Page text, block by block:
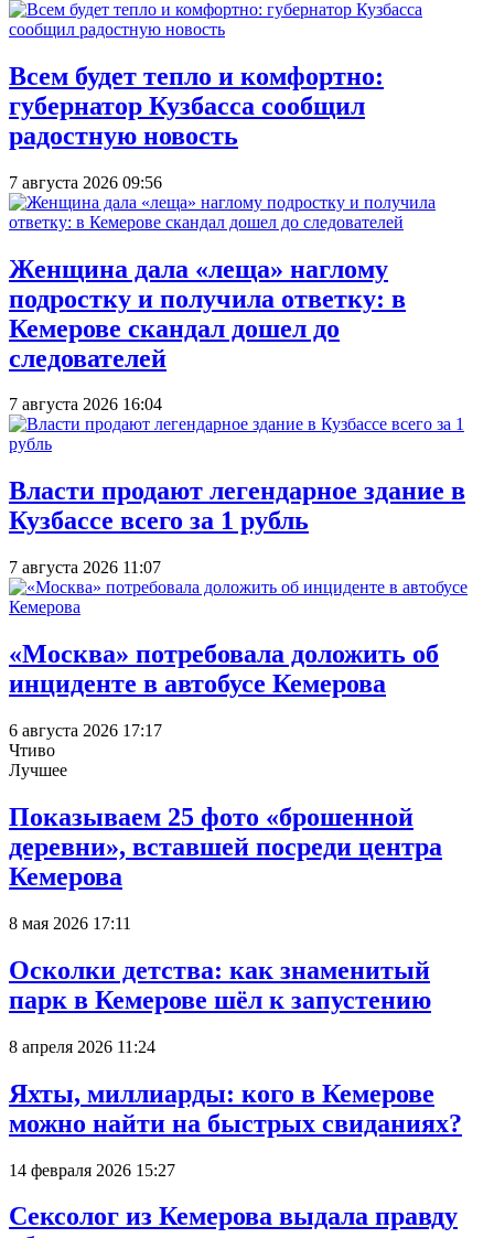
Всем будет тепло и комфортно:
губернатор Кузбасса сообщил
радостную новость
7 августа 2026 09:56
Женщина дала «леща» наглому
подростку и получила ответку: в
Кемерове скандал дошел до
следователей
7 августа 2026 16:04
Власти продают легендарное здание в
Кузбассе всего за 1 рубль
7 августа 2026 11:07
«Москва» потребовала доложить об
инциденте в автобусе Кемерова
6 августа 2026 17:17
Чтиво
Лучшее
Показываем 25 фото «брошенной
деревни», вставшей посреди центра
Кемерова
8 мая 2026 17:11
Осколки детства: как знаменитый
парк в Кемерове шёл к запустению
8 апреля 2026 11:24
Яхты, миллиарды: кого в Кемерове
можно найти на быстрых свиданиях?
14 февраля 2026 15:27
Сексолог из Кемерова выдала правду